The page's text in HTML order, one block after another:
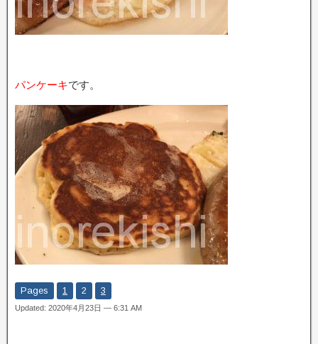
パンケーキです。
Pages 1 2 3
Updated: 2020年4月23日 — 6:31 AM